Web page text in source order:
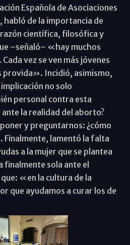
Española de Asociaciones
habló de la importancia de
científica, filosófica y
–señaló– «hay muchos
vez se ven más jóvenes
provida». Incidió, asimismo,
no solo
personal contra esta
la realidad del aborto?
y preguntarnos: ¿cómo
Finalmente, lamentó la falta
a la mujer que se plantea
finalmente sola ante el
«en la cultura de la
que ayudamos a curar los de